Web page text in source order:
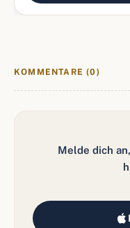
KOMMENTARE (0)
Melde dich